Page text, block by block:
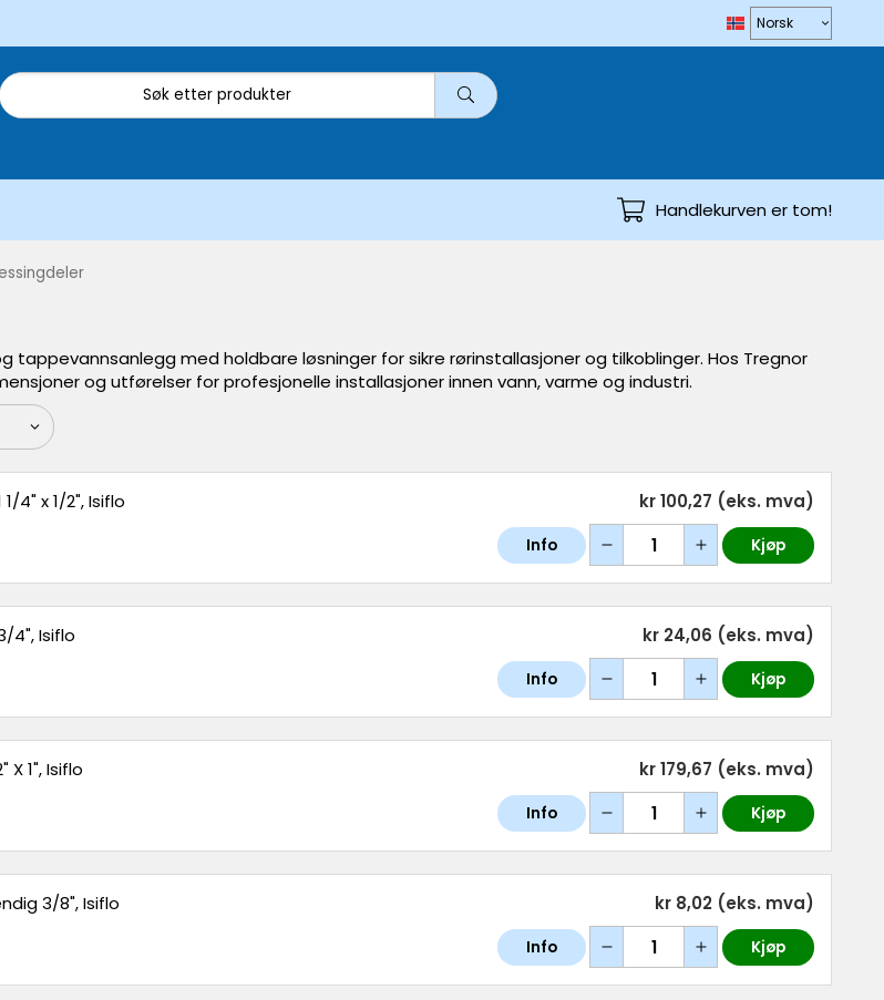
Handlekurven er tom!
tappevannsanlegg med holdbare løsninger for sikre rørinstallasjoner og tilkoblinger. Hos Tregnor
og utførelser for profesjonelle installasjoner innen vann, varme og industri.
4" x 1/2", Isiflo kr 100,27 (eks. mva)
Info Kjøp
4", Isiflo
kr 24,06 (eks. mva)
Info Kjøp
X 1", Isiflo kr 179,67 (eks. mva)
Info Kjøp
3/8", Isiflo kr 8,02 (eks. mva)
Info Kjøp